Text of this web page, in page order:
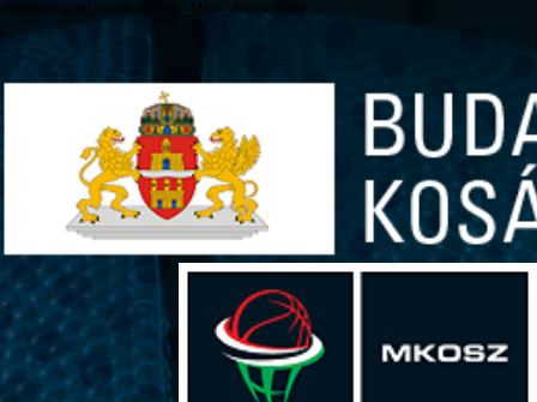
/web/webpont.com/kcs/html/_Main_/index.html